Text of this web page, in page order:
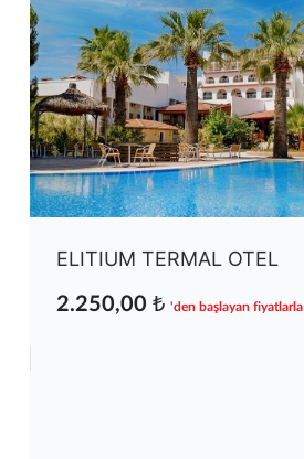
ELITIUM TERMAL OTEL
2.250,00 ₺ 'den başlayan fiyatlarla